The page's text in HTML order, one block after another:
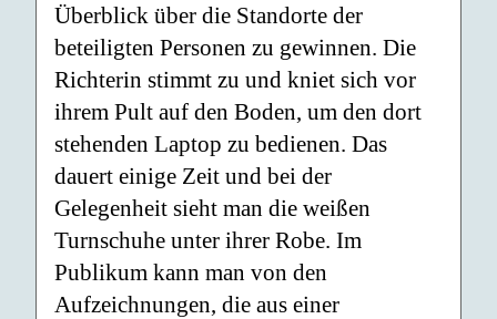
Überblick über die Standorte der
beteiligten Personen zu gewinnen. Die
Richterin stimmt zu und kniet sich vor
ihrem Pult auf den Boden, um den dort
stehenden Laptop zu bedienen. Das
dauert einige Zeit und bei der
Gelegenheit sieht man die weißen
Turnschuhe unter ihrer Robe. Im
Publikum kann man von den
Aufzeichnungen, die aus einer